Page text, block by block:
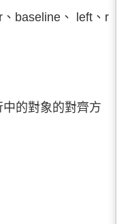
baseline、 left、r
的對象的對齊方